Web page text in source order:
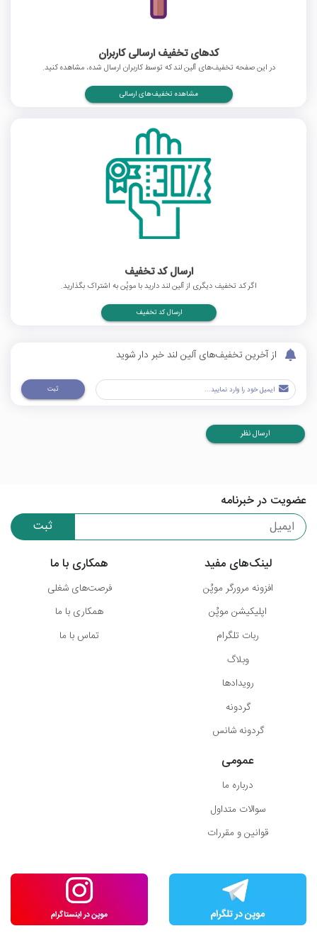
کدهای تخفیف ارسالی کاربران
در این صفحه تخفیف‌های آلین لند که توسط کاربران ارسال شده، مشاهده کنید.
مشاهده تخفیف‌های ارسالی
ارسال کد تخفیف
اگر کد تخفیف دیگری از آلین لند دارید با موپُن به اشتراک بگذارید.
ارسال کد تخفیف
از آخرین تخفیف‌های آلین لند خبر دار شوید
ثبت
ارسال نظر
عضویت در خبرنامه
ثبت
لینک‌های مفید
افزونه مرورگر موپُن
اپلیکیشن موپُن
ربات تلگرام
وبلاگ
رویدادها
گردونه
گردونه شانس
همکاری با ما
فرصت‌های شغلی
همکاری با ما
تماس با ما
عمومی
درباره ما
سوالات متداول
قوانین و مقررات